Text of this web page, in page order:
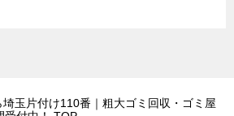
埼玉片付け110番｜粗大ゴミ回収・ゴミ屋